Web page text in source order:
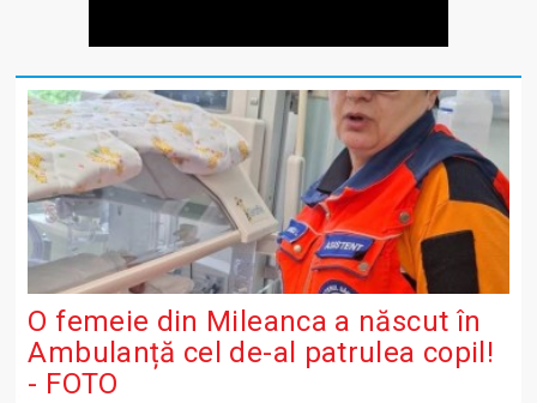
O femeie din Mileanca a născut în
Ambulanță cel de-al patrulea copil!
- FOTO